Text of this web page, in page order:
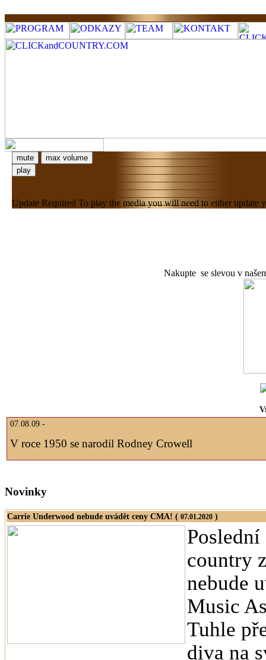
mute
max volume
play
Update Required To play the media you will need to either update
Nakupte se slevou v
07.08.09 -
V roce 1950 se narodil Rodney Crowell
Novinky
Carrie Underwood nebude uvádět ceny CMA! ( 07.01.2020 )
country
nebude
Music
Tuhle
diva na